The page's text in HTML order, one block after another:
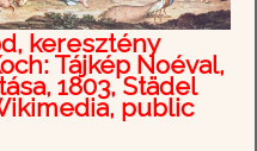
keresztény
Tájkép Noéval,
1803, Städel
public